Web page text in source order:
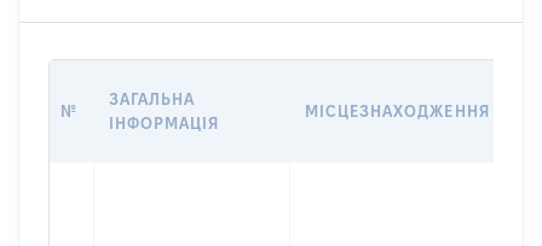
№
ЗАГАЛЬНА
ІНФОРМАЦІЯ
МІСЦЕЗНАХОДЖЕННЯ